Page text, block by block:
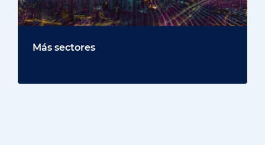
Más sectores